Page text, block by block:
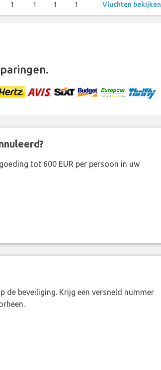
1 1 1 1 Vluchten bekijken
tot 600 EUR per persoon in uw
de beveiliging. Krijg een versneld nummer